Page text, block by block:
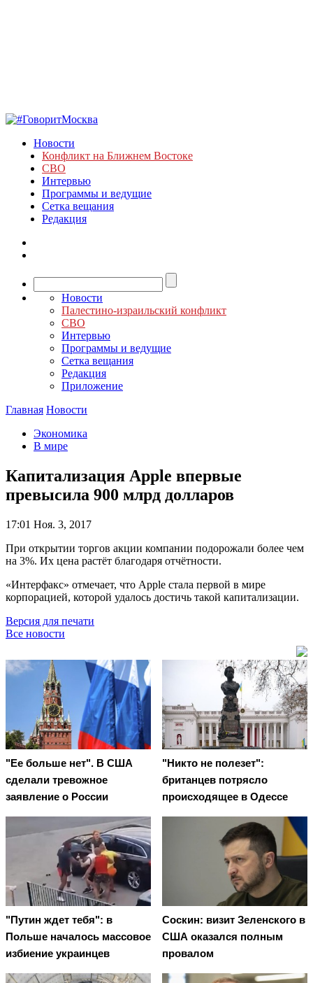
Новости
Конфликт на Ближнем Востоке
СВО
Интервью
Программы и ведущие
Сетка вещания
Редакция
Новости
Палестино-израильский конфликт
СВО
Интервью
Программы и ведущие
Сетка вещания
Редакция
Приложение
Главная Новости
Экономика
В мире
Капитализация Apple впервые
превысила 900 млрд долларов
17:01 Ноя. 3, 2017
При открытии торгов акции компании подорожали более чем
на 3%. Их цена растёт благодаря отчётности.
«Интерфакс» отмечает, что Apple стала первой в мире
корпорацией, которой удалось достичь такой капитализации.
Версия для печати
Все новости
"Ее больше нет". В США
сделали тревожное
заявление о России
"Никто не полезет":
британцев потрясло
происходящее в Одессе
"Путин ждет тебя": в
Польше началось массовое
избиение украинцев
Соскин: визит Зеленского в
США оказался полным
провалом